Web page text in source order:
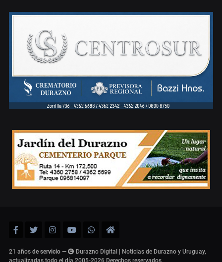
21 años de servicio —
Durazno Digital | Noticias de Durazno y Uruguay,
actualizadas todo el día 2005-2026 Derechos reservados